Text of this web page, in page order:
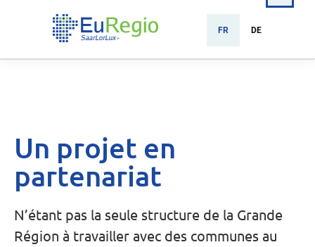
FR DE
Un projet en
partenariat
N’étant pas la seule structure de la Grande
Région à travailler avec des communes au